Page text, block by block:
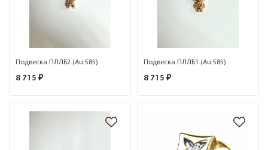
Подвеска ПЛЛБ2 (Au 585)
8 715 ₽
Подвеска ПЛЛБ1 (Au 585)
8 715 ₽